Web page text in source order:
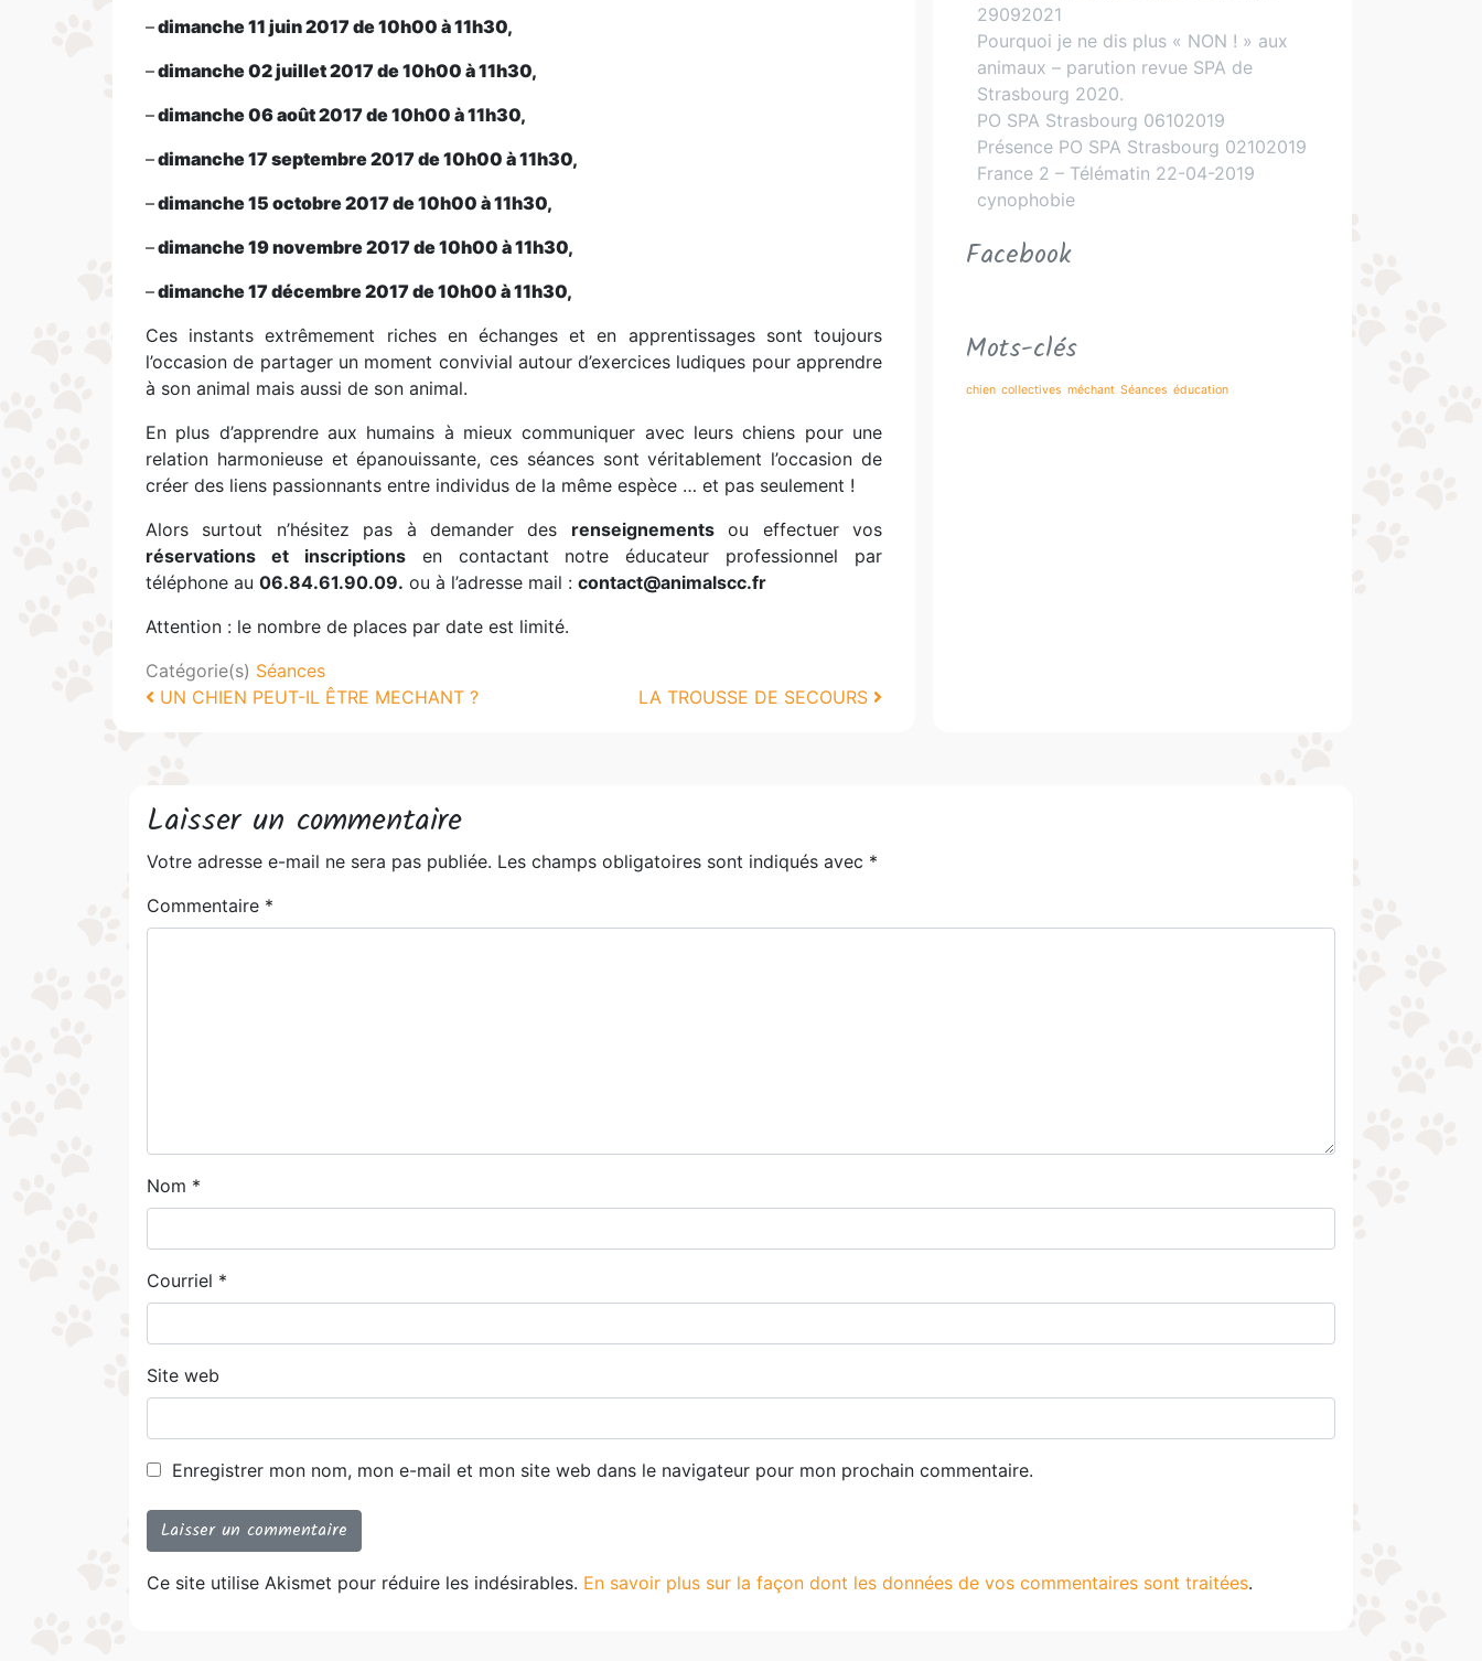
–dimanche 11 juin 2017 de 10h00 à 11h30,
–dimanche 02 juillet 2017 de 10h00 à 11h30,
–dimanche 06 août 2017 de 10h00 à 11h30,
–dimanche 17 septembre 2017 de 10h00 à 11h30,
–dimanche 15 octobre 2017 de 10h00 à 11h30,
–dimanche 19 novembre 2017 de 10h00 à 11h30,
–dimanche 17 décembre 2017 de 10h00 à 11h30,
Ces instants extrêmement riches en échanges et en apprentissages sont toujours
l’occasion de partager un moment convivial autour d’exercices ludiques pour apprendre
à son animal mais aussi de son animal.
En plus d’apprendre aux humains à mieux communiquer avec leurs chiens pour une
relation harmonieuse et épanouissante, ces séances sont véritablement l’occasion de
créer des liens passionnants entre individus de la même espèce … et pas seulement !
Alors surtout n’hésitez pas à demander des renseignementsou effectuer vos
réservations et inscriptionsen contactant notre éducateur professionnel par
téléphone au 06.84.61.90.09. ou à l’adresse mail : contact@animalscc.fr
Attention : le nombre de places par date est limité.
Catégorie(s) Séances
Navigation
UN CHIEN PEUT-IL ÊTRE MECHANT ? LA TROUSSE DE SECOURS
29092021
Pourquoi je ne dis plus « NON ! » aux
animaux – parution revue SPA de
Strasbourg 2020.
PO SPA Strasbourg 06102019
Présence PO SPA Strasbourg 02102019
France 2 – Télématin 22-04-2019
cynophobie
Facebook
Mots-clés
chien collectives méchant Séances éducation
Laisser un commentaire
Votre adresse e-mail ne sera pas publiée. Les champs obligatoires sont indiqués avec *
Commentaire *
Nom *
Courriel *
Site web
Enregistrer mon nom, mon e-mail et mon site web dans le navigateur pour mon prochain commentaire.
Ce site utilise Akismet pour réduire les indésirables. En savoir plus sur la façon dont les données de vos commentaires sont traitées.